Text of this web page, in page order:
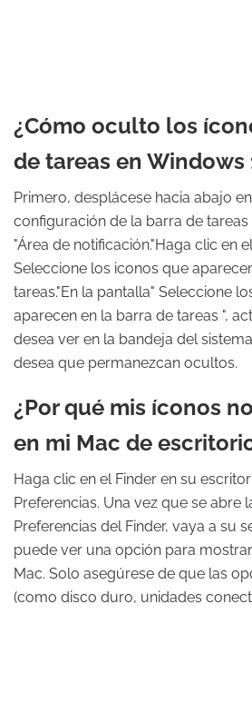
¿Cómo oculto los
de tareas en Windows
Primero, desplácese hacia abajo
configuración de la barra de tareas
"Área de notificación."Haga clic en
Seleccione los iconos que
tareas."En la pantalla" Seleccione
aparecen en la barra de tareas ",
desea ver en la bandeja del
desea que permanezcan ocultos.
¿Por qué mis íconos
en mi Mac de
Haga clic en el Finder en su
Preferencias. Una vez que se abre
Preferencias del Finder, vaya a su
puede ver una opción para
Mac. Solo asegúrese de que las
(como disco duro, unidades